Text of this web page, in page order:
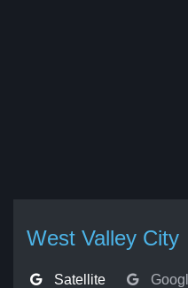
West Valley City
Satellite